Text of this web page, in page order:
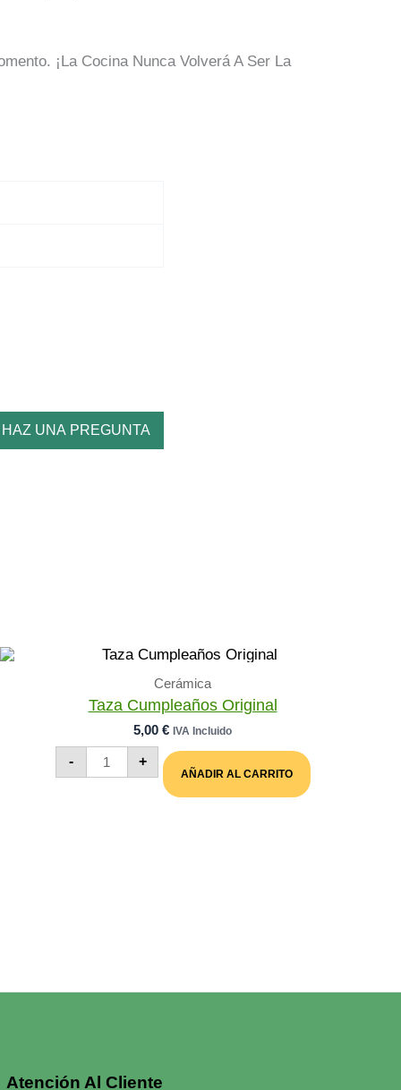
¡La Cocina Nunca Volverá A Ser La
HAZ UNA PREGUNTA
Cerámica
Taza Cumpleaños Original
5,00 € IVA Incluido
-
Taza
Cumpleaños
Original
+
AÑADIR AL CARRITO
Atención Al Cliente